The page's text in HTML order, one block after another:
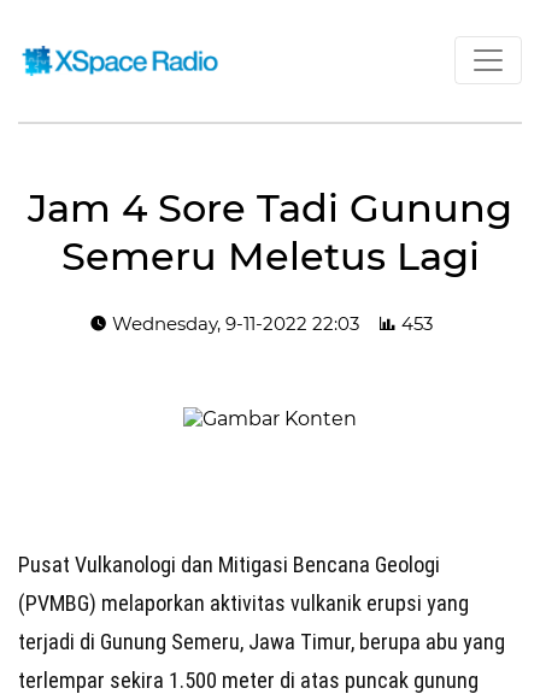
Jam 4 Sore Tadi Gunung
Semeru Meletus Lagi
Wednesday, 9-11-2022 22:03 453
Pusat Vulkanologi dan Mitigasi Bencana Geologi
(PVMBG) melaporkan aktivitas vulkanik erupsi yang
terjadi di Gunung Semeru, Jawa Timur, berupa abu yang
terlempar sekira 1.500 meter di atas puncak gunung